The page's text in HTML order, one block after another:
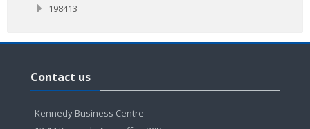
198413
Contact us
Kennedy Business Centre